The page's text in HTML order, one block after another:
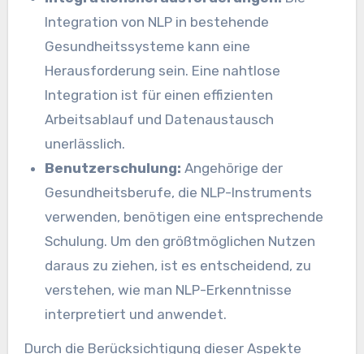
Integration von NLP in bestehende
Gesundheitssysteme kann eine
Herausforderung sein. Eine nahtlose
Integration ist für einen effizienten
Arbeitsablauf und Datenaustausch
unerlässlich.
Benutzerschulung: Angehörige der
Gesundheitsberufe, die NLP-Instruments
verwenden, benötigen eine entsprechende
Schulung. Um den größtmöglichen Nutzen
daraus zu ziehen, ist es entscheidend, zu
verstehen, wie man NLP-Erkenntnisse
interpretiert und anwendet.
Durch die Berücksichtigung dieser Aspekte